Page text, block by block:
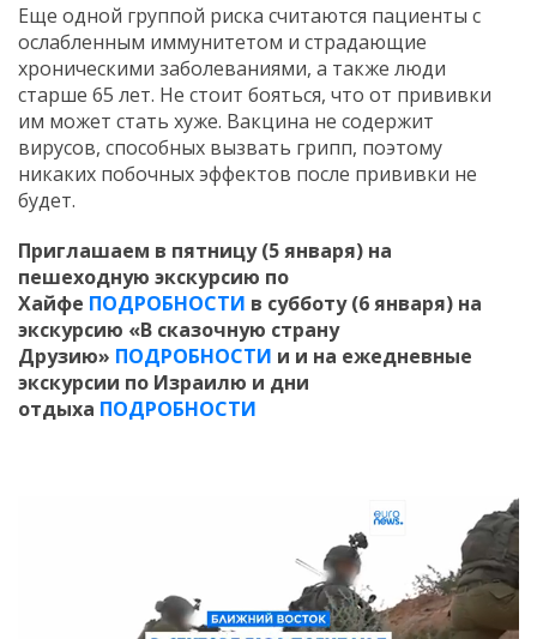
Еще одной группой риска считаются пациенты с
ослабленным иммунитетом и страдающие
хроническими заболеваниями, а также люди
старше 65 лет. Не стоит бояться, что от прививки
им может стать хуже. Вакцина не содержит
вирусов, способных вызвать грипп, поэтому
никаких побочных эффектов после прививки не
будет.
Приглашаем в пятницу (5 января) на
пешеходную экскурсию по
Хайфе ПОДРОБНОСТИ в субботу (6 января) на
экскурсию «В сказочную страну
Друзию» ПОДРОБНОСТИ и и на ежедневные
экскурсии по Израилю и дни
отдыха ПОДРОБНОСТИ